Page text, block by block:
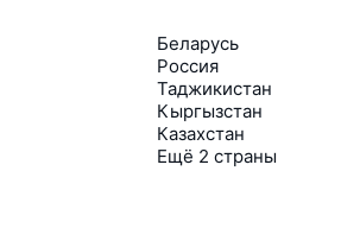
Беларусь
Россия
Таджикистан
Кыргызстан
Казахстан
Ещё 2 страны